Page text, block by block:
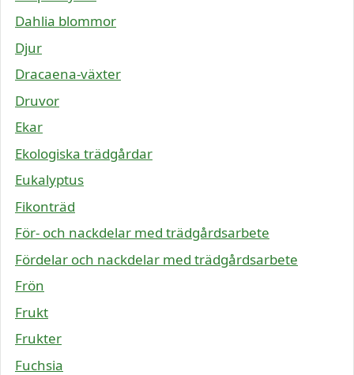
Dahlia blommor
Djur
Dracaena-växter
Druvor
Ekar
Ekologiska trädgårdar
Eukalyptus
Fikonträd
För- och nackdelar med trädgårdsarbete
Fördelar och nackdelar med trädgårdsarbete
Frön
Frukt
Frukter
Fuchsia